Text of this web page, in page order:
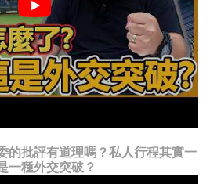
的批評有道理嗎？私人行程其實一
一種外交突破？